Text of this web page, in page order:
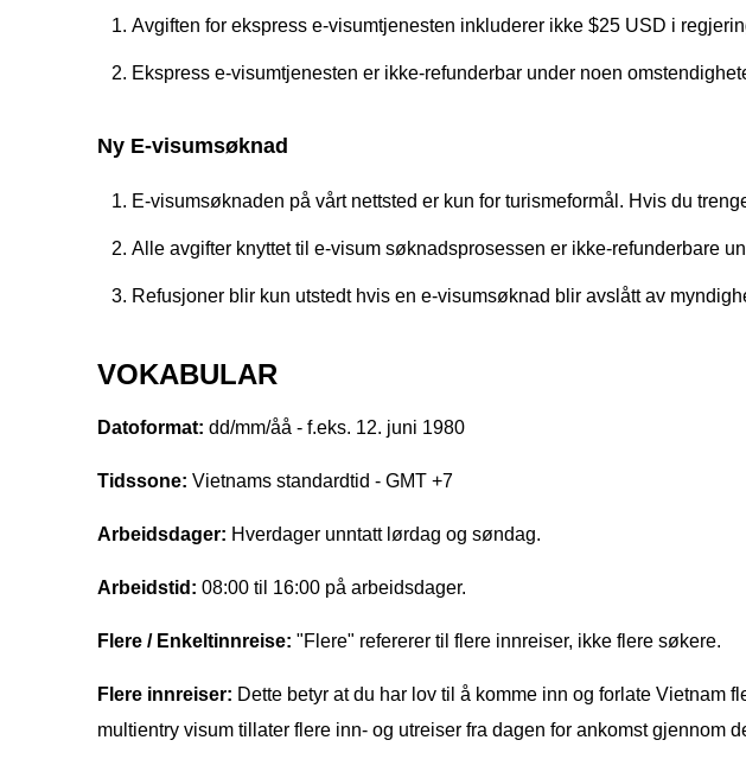
Avgiften for ekspress e-visumtjenesten inkluderer ikke $25 USD i
Ekspress e-visumtjenesten er ikke-refunderbar under noen
Ny E-visumsøknad
E-visumsøknaden på vårt nettsted er kun for turismeformål. Hvis du
Alle avgifter knyttet til e-visum søknadsprosessen er ikke-refunderbare
Refusjoner blir kun utstedt hvis en e-visumsøknad blir avslått av
VOKABULAR
Datoformat: dd/mm/åå - f.eks. 12. juni 1980
Tidssone: Vietnams standardtid - GMT +7
Arbeidsdager: Hverdager unntatt lørdag og søndag.
Arbeidstid: 08:00 til 16:00 på arbeidsdager.
Flere / Enkeltinnreise: "Flere" refererer til flere innreiser, ikke flere søkere.
Flere innreiser: Dette betyr at du har lov til å komme inn og forlate Vietnam
multientry visum tillater flere inn- og utreiser fra dagen for ankomst gjennom